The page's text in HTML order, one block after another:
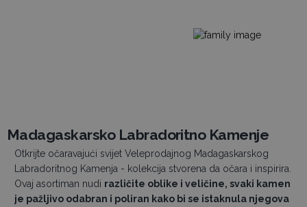
Madagaskarsko Labradoritno Kamenje
Otkrijte očaravajući svijet Veleprodajnog Madagaskarskog
Labradoritnog Kamenja - kolekcija stvorena da očara i inspirira.
Ovaj asortiman nudi različite oblike i veličine, svaki kamen
je pažljivo odabran i poliran kako bi se istaknula njegova